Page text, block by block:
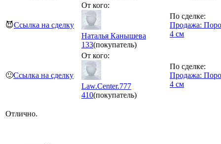
😈Ссылка на сделку
От кого:
Наталья Канышева
133(покупатель)
По сделке:
Продажа:
4 см
🙂Ссылка на сделку
От кого:
Law.Center.777
410(покупатель)
По сделке:
Продажа:
4 см
Отлично.